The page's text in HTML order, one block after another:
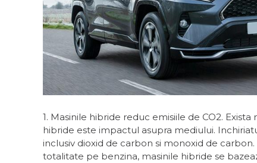
1. Masinile hibride reduc emisiile de CO2.
hibride este impactul asupra mediului.
inclusiv dioxid de carbon si monoxid de
totalitate pe benzina, masinile hibride se